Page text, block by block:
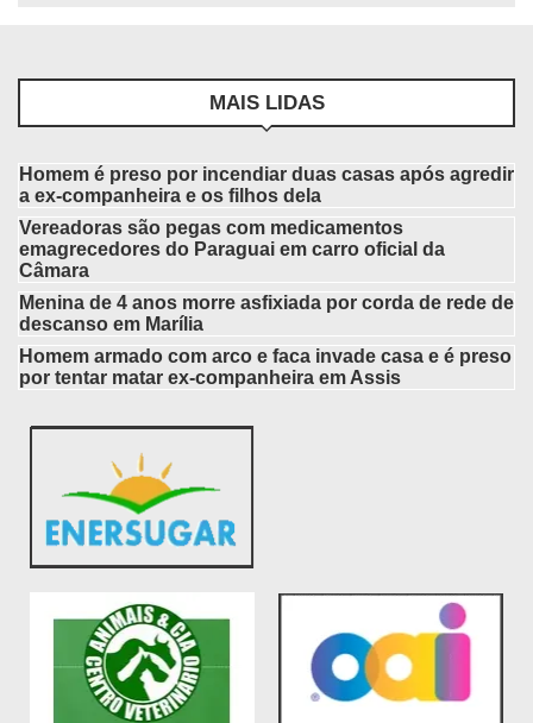
MAIS LIDAS
Homem é preso por incendiar duas casas após agredir
a ex-companheira e os filhos dela
Vereadoras são pegas com medicamentos
emagrecedores do Paraguai em carro oficial da
Câmara
Menina de 4 anos morre asfixiada por corda de rede de
descanso em Marília
Homem armado com arco e faca invade casa e é preso
por tentar matar ex-companheira em Assis